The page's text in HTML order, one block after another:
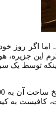
اما اگر
جزیره،
توسط یک
کافیست به